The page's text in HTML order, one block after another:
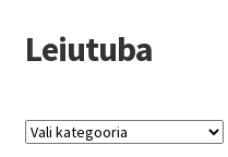
Liigu
navigeerimisele
Liigu
sisu
Leiutuba
Vali